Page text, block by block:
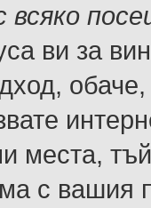
ви за
места,
с вашия